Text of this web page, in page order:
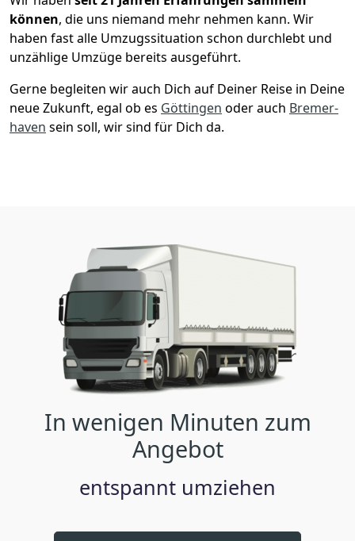
können, die uns niemand mehr nehmen kann. Wir
haben fast alle Umzugssituation schon durchlebt und
unzählige Umzüge bereits ausgeführt.
Gerne begleiten wir auch Dich auf Deiner Reise in Deine
neue Zukunft, egal ob es Göttingen oder auch Bremer­
haven sein soll, wir sind für Dich da.
In wenigen Minuten zum
Angebot
entspannt umziehen